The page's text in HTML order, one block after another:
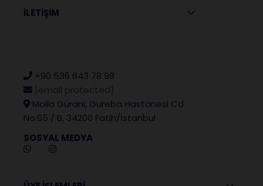
İLETİŞİM
+90 536 643 78 98
Molla Gürani, Gureba Hastanesi Cd
No:65 / B, 34200 Fatih/İstanbul
SOSYAL MEDYA